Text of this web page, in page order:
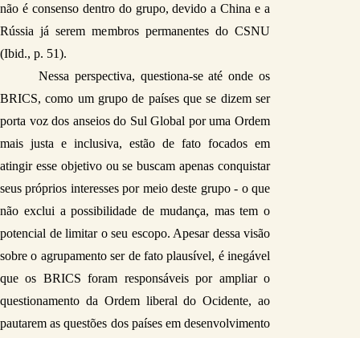
não é consenso dentro do grupo, devido a China e a
Rússia já serem membros permanentes do CSNU
(Ibid., p. 51).
Nessa perspectiva, questiona-se até onde os
BRICS, como um grupo de países que se dizem ser
porta voz dos anseios do Sul Global por uma Ordem
mais justa e inclusiva, estão de fato focados em
atingir esse objetivo ou se buscam apenas conquistar
seus próprios interesses por meio deste grupo - o que
não exclui a possibilidade de mudança, mas tem o
potencial de limitar o seu escopo. Apesar dessa visão
sobre o agrupamento ser de fato plausível, é inegável
que os BRICS foram responsáveis por ampliar o
questionamento da Ordem liberal do Ocidente, ao
pautarem as questões dos países em desenvolvimento